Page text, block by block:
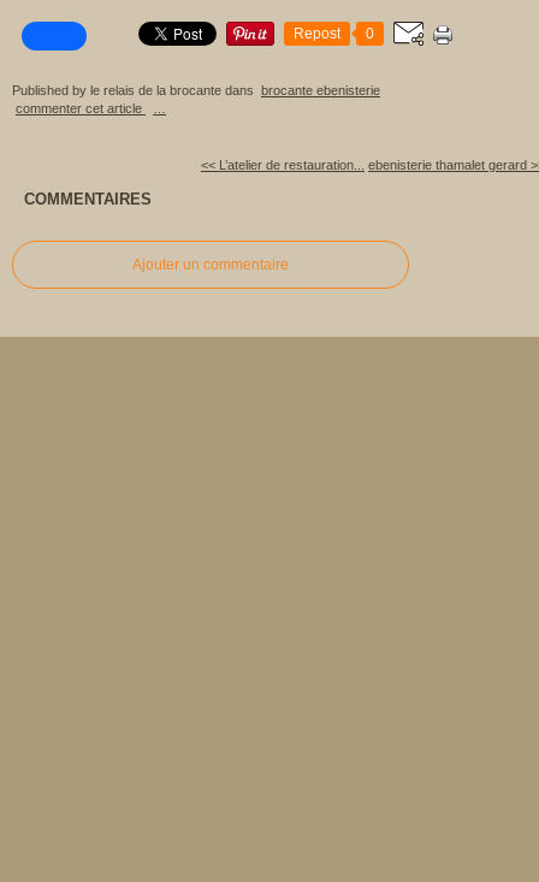
Repost 0
Published by le relais de la brocante dans brocante ebenisterie
commenter cet article
<< L’atelier de restauration... ebenisterie thamalet gerard
COMMENTAIRES
Ajouter un commentaire